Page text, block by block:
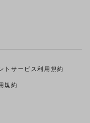
トサービス利用規約
規約